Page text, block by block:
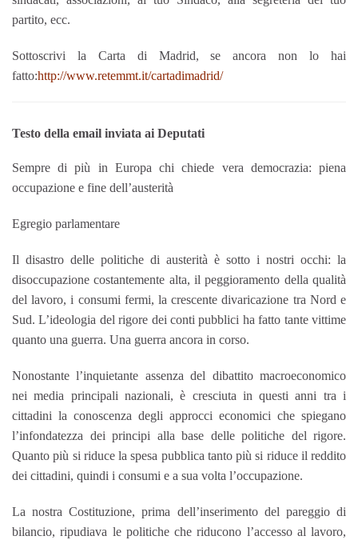
partito, ecc.
Sottoscrivi la Carta di Madrid, se ancora non lo hai
fatto:http://www.retemmt.it/cartadimadrid/
Testo della email inviata ai Deputati
Sempre di più in Europa chi chiede vera democrazia: piena
occupazione e fine dell’austerità
Egregio parlamentare
Il disastro delle politiche di austerità è sotto i nostri occhi: la
disoccupazione costantemente alta, il peggioramento della qualità
del lavoro, i consumi fermi, la crescente divaricazione tra Nord e
Sud. L’ideologia del rigore dei conti pubblici ha fatto tante vittime
quanto una guerra. Una guerra ancora in corso.
Nonostante l’inquietante assenza del dibattito macroeconomico
nei media principali nazionali, è cresciuta in questi anni tra i
cittadini la conoscenza degli approcci economici che spiegano
l’infondatezza dei principi alla base delle politiche del rigore.
Quanto più si riduce la spesa pubblica tanto più si riduce il reddito
dei cittadini, quindi i consumi e a sua volta l’occupazione.
La nostra Costituzione, prima dell’inserimento del pareggio di
bilancio, ripudiava le politiche che riducono l’accesso al lavoro,